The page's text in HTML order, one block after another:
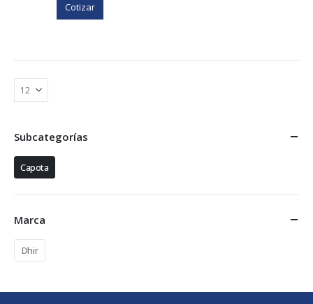
Cotizar
Subcategorías
Capota
Marca
Dhir